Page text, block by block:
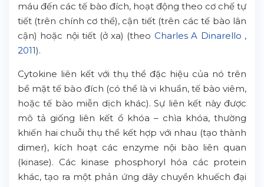
máu đến các tế bào đích, hoạt động theo cơ chế tự
tiết (trên chính cơ thể), cận tiết (trên các tế bào lân
cận) hoặc nội tiết (ở xa) (theo Charles A Dinarello ,
2011).
Cytokine liên kết với thụ thể đặc hiệu của nó trên
bề mặt tế bào đích (có thể là vi khuẩn, tế bào viêm,
hoặc tế bào miễn dịch khác). Sự liên kết này được
mô tả giống liên kết ổ khóa – chìa khóa, thường
khiến hai chuỗi thụ thể kết hợp với nhau (tạo thành
dimer), kích hoạt các enzyme nội bào liên quan
(kinase). Các kinase phosphoryl hóa các protein
khác, tạo ra một phản ứng dây chuyền khuếch đại